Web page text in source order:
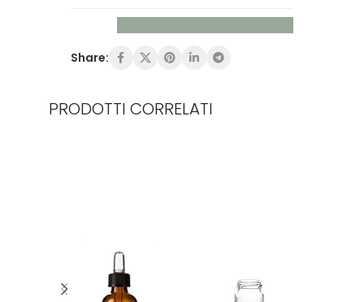
Share:
PRODOTTI CORRELATI